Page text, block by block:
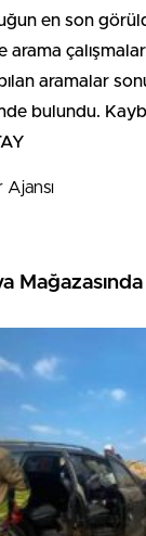
en son
arama
aramalar
bulundu.
Ajansı
Mağazasında